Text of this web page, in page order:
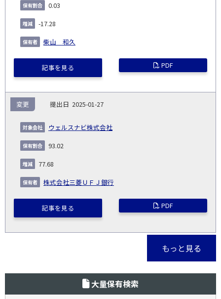
0.03
-17.28
柴山 和久
記事を見る PDF
2025-01-27
ウェルスナビ株式会社
変更
93.02
77.68
株式会社三菱ＵＦＪ銀行
記事を見る PDF
もっと見る
大量保有検索